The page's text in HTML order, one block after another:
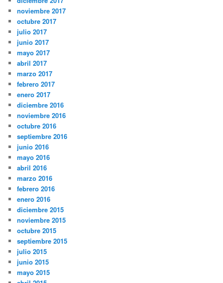
noviembre 2017
octubre 2017
julio 2017
junio 2017
mayo 2017
abril 2017
marzo 2017
febrero 2017
enero 2017
diciembre 2016
noviembre 2016
octubre 2016
septiembre 2016
junio 2016
mayo 2016
abril 2016
marzo 2016
febrero 2016
enero 2016
diciembre 2015
noviembre 2015
octubre 2015
septiembre 2015
julio 2015
junio 2015
mayo 2015